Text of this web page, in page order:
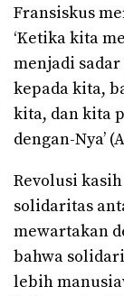
Fransiskus
‘Ketika kita
menjadi
kepada kita,
kita, dan kita
dengan-Nya’
Revolusi
solidaritas
mewartakan
bahwa
lebih